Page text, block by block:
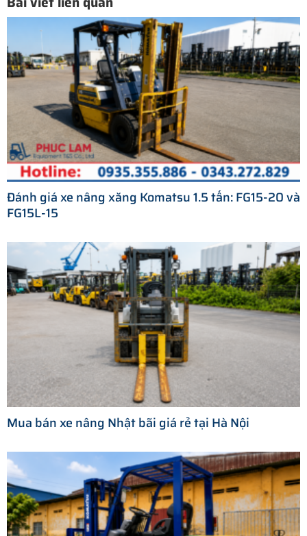
Đánh giá xe nâng xăng Komatsu 1.5 tấn: FG15-20 và
FG15L-15
Mua bán xe nâng Nhật bãi giá rẻ tại Hà Nội